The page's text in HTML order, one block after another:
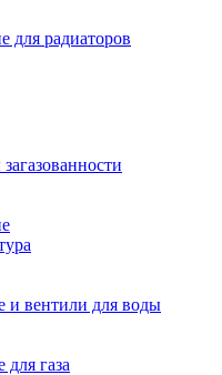
для радиаторов
вентили для воды
газа